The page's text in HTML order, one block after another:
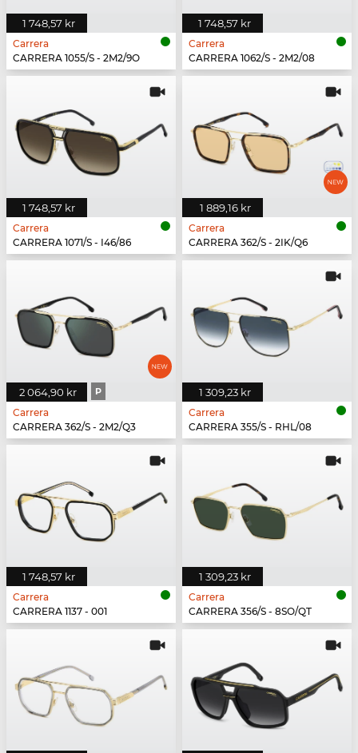
1 748,57 kr
Carrera
CARRERA 1055/S - 2M2/9O
1 748,57 kr
Carrera
CARRERA 1062/S - 2M2/08
1 748,57 kr
Carrera
CARRERA 1071/S - I46/86
1 889,16 kr
Carrera
CARRERA 362/S - 2IK/Q6
2 064,90 kr P
Carrera
CARRERA 362/S - 2M2/Q3
1 309,23 kr
Carrera
CARRERA 355/S - RHL/08
1 748,57 kr
Carrera
CARRERA 1137 - 001
1 309,23 kr
Carrera
CARRERA 356/S - 8SO/QT